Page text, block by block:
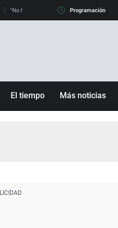
"No hay mafias, que no nos engañen":
Programación
El tiempo Más noticias